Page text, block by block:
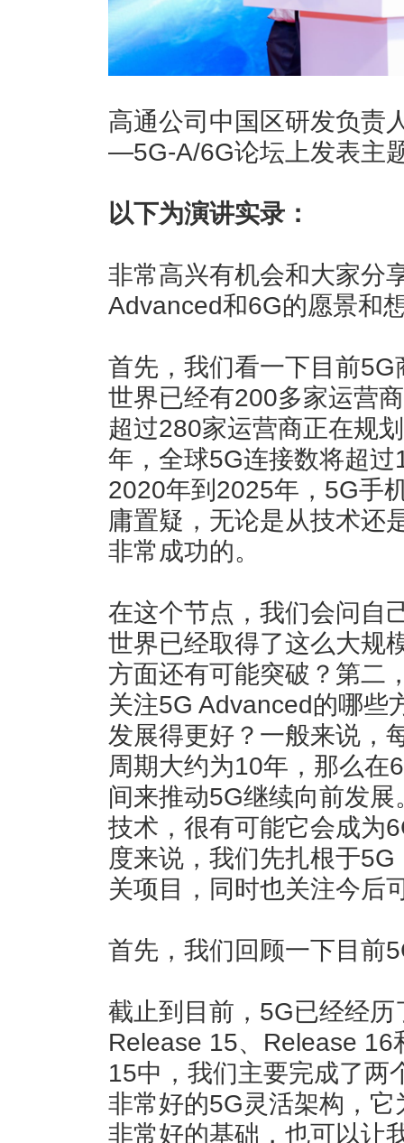
高通公司中国区研发负责
—5G-A/6G论坛上发表主
以下为演讲实录：
非常高兴有机会和大家分
Advanced和6G的愿景和
首先，我们看一下目前
世界已经有200多家运营
超过280家运营商正在规
年，全球5G连接数将超
2020年到2025年，5G手
庸置疑，无论是从技术还
非常成功的。
在这个节点，我们会问自
世界已经取得了这么大规
方面还有可能突破？第二
关注5G Advanced的哪些
发展得更好？一般来说，
周期大约为10年，那么在
间来推动5G继续向前发
技术，很有可能它会成为
度来说，我们先扎根于
关项目，同时也关注今后
首先，我们回顾一下目前
截止到目前，5G已经经
Release 15、Release
15中，我们主要完成了两
非常好的5G灵活架构，
非常好的基础，也可以让